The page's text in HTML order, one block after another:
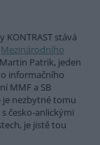
stává
Mezinárodního
Patrik, jeden
informačního
MMF a SB
je nezbytné tomu
česko-anlickými
je jistě tou